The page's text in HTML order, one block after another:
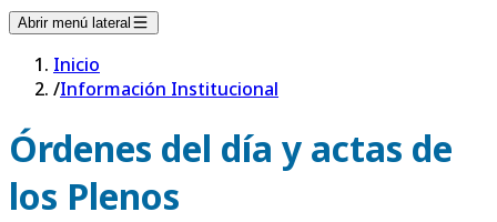
Abrir menú lateral
Inicio
/Información Institucional
Órdenes del día y actas de
los Plenos